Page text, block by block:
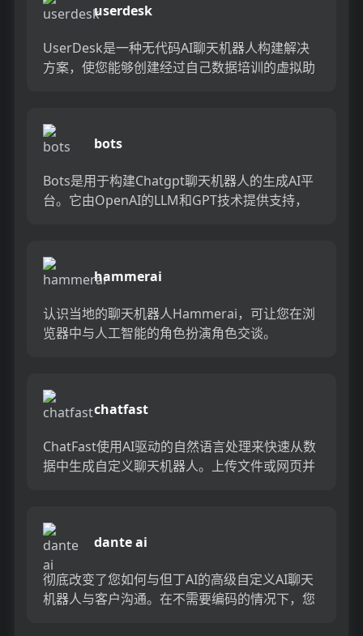
userdesk
UserDesk是一种无代码AI聊天机器人构建解决
方案，使您能够创建经过自己数据培训的虚拟助
bots
Bots是用于构建Chatgpt聊天机器人的生成AI平
台。它由OpenAI的LLM和GPT技术提供支持，
hammerai
认识当地的聊天机器人Hammerai，可让您在浏
览器中与人工智能的角色扮演角色交谈。
chatfast
ChatFast使用AI驱动的自然语言处理来快速从数
据中生成自定义聊天机器人。上传文件或网页并
dante ai
彻底改变了您如何与但丁AI的高级自定义AI聊天
机器人与客户沟通。在不需要编码的情况下，您